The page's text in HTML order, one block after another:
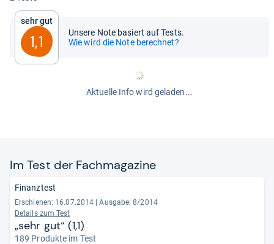
Sehr gut
1,1
Unsere Note basiert auf Tests.
Wie wird die Note berechnet?
Aktuelle Info wird geladen...
Im Test der Fach­ma­ga­zine
Finanztest
Erschienen: 16.07.2014
Ausgabe: 8/2014
Details zum Test
„sehr gut“ (1,1)
189 Produkte im Test